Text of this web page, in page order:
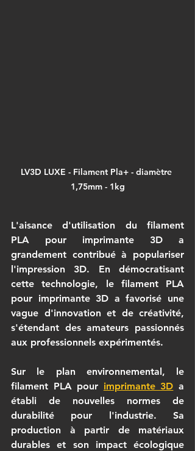
LV3D LUXE - Filament Pla+ - diamètre
1,75mm - 1kg
L'aisance d'utilisation du filament
PLA pour imprimante 3D a
grandement contribué à populariser
l'impression 3D. En démocratisant
cette technologie, le filament PLA
pour imprimante 3D a favorisé une
vague d'innovation et de créativité,
s'étendant des amateurs passionnés
aux professionnels expérimentés.
filament PLA pour imprimante 3D a
établi de nouvelles normes de
durabilité pour l'industrie. Sa
production à partir de matériaux
durables et son impact écologique